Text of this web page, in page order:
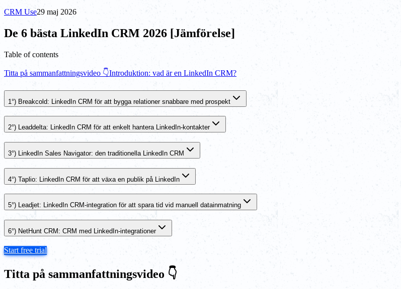
CRM Use29 maj 2026
De 6 bästa LinkedIn CRM 2026 [Jämförelse]
Table of contents
Titta på sammanfattningsvideo 👇Introduktion: vad är en LinkedIn CRM?
1°) Breakcold: LinkedIn CRM för att bygga relationer snabbare med prospekt
2°) Leaddelta: LinkedIn CRM för att enkelt hantera LinkedIn-kontakter
3°) LinkedIn Sales Navigator: den traditionella LinkedIn CRM
4°) Taplio: LinkedIn CRM för att växa en publik på LinkedIn
5°) Leadjet: LinkedIn CRM-integration för att spara tid vid manuell datainmatning
6°) NetHunt CRM: CRM med LinkedIn-integrationer
Start free trial
Titta på sammanfattningsvideo 👇